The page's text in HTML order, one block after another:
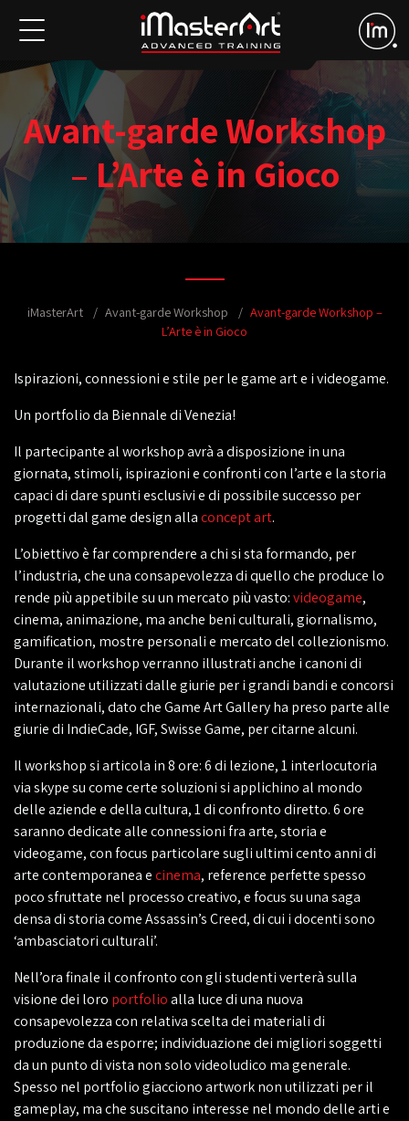
Avant-garde Workshop
– L’Arte è in Gioco
iMasterArt Avant-garde Workshop
Avant-garde Workshop –
L’Arte è in Gioco
Ispirazioni, connessioni e stile per le game art e i videogame.
Un portfolio da Biennale di Venezia!
Il partecipante al workshop avrà a disposizione in una
giornata, stimoli, ispirazioni e confronti con l’arte e la storia
capaci di dare spunti esclusivi e di possibile successo per
progetti dal game design allaconcept art.
L’obiettivo è far comprendere a chi si sta formando, per
l’industria, che una consapevolezza di quello che produce lo
rende più appetibile su un mercato più vasto:videogame,
cinema, animazione, ma anche beni culturali, giornalismo,
gamification, mostre personali e mercato del collezionismo.
Durante il workshop verranno illustrati anche i canoni di
valutazione utilizzati dalle giurie per i grandi bandi e concorsi
internazionali, dato che Game Art Gallery ha preso parte alle
giurie di IndieCade, IGF, Swisse Game, per citarne alcuni.
Il workshop si articola in 8 ore: 6 di lezione, 1 interlocutoria
via skype su come certe soluzioni si applichino al mondo
delle aziende e della cultura, 1 di confronto diretto. 6 ore
saranno dedicate alle connessioni fra arte, storia e
videogame, con focus particolare sugli ultimi cento anni di
arte contemporanea ecinema, reference perfette spesso
poco sfruttate nel processo creativo, e focus su una saga
densa di storia come Assassin’s Creed, di cui i docenti sono
‘ambasciatori culturali’.
Nell’ora finale il confronto con gli studenti verterà sulla
visione dei loro portfolioalla luce di una nuova
consapevolezza con relativa scelta dei materiali di
produzione da esporre; individuazione dei migliori soggetti
da un punto di vista non solo videoludico ma generale.
Spesso nel portfolio giacciono artwork non utilizzati per il
gameplay, ma che suscitano interesse nel mondo delle arti e